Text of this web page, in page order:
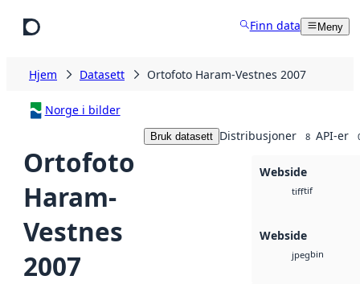
Finn data Meny
Hjem Datasett Ortofoto Haram-Vestnes 2007
Norge i bilder
Ortofoto
Haram-
Vestnes
2007
Bruk datasett Distribusjoner 8 API-er
Webside
tifftif
Webside
jpegbin